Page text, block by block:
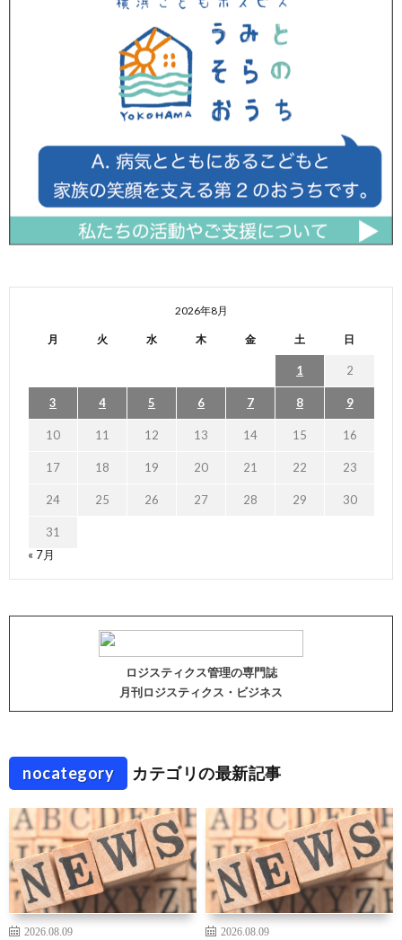
2026年8月
月 火 水 木 金 土 日
1 2
3 4 5 6 7 8 9
10 11 12 13 14 15 16
17 18 19 20 21 22 23
24 25 26 27 28 29 30
31
« 7月
ロジスティクス管理の専門誌
月刊ロジスティクス・ビジネス
nocategory カテゴリの最新記事
2026.08.09
2026.08.09